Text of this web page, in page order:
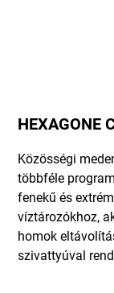
HEXAGONE
Közösségi
többféle
fenekű és
víztározókhoz,
homok
szivattyúval